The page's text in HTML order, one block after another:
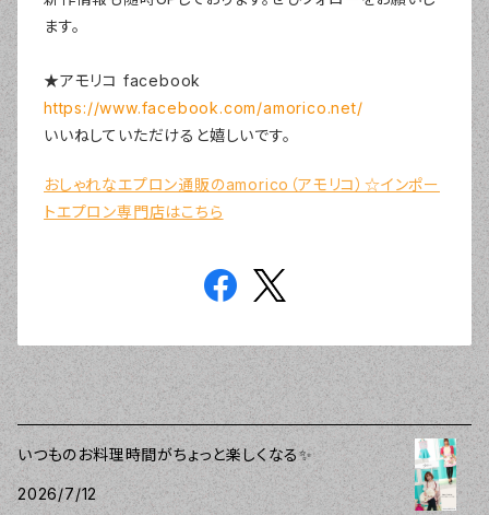
ます。
★アモリコ facebook
https://www.facebook.com/amorico.net/
いいねしていただけると嬉しいです。
おしゃれなエプロン通販のamorico（アモリコ）☆インポー
トエプロン専門店はこちら
いつものお料理時間がちょっと楽しくなる✨
2026/7/12